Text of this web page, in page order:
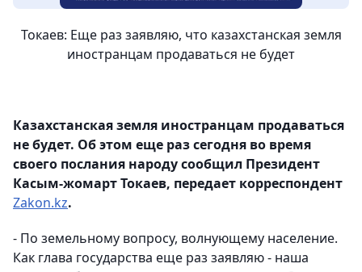
Токаев: Еще раз заявляю, что казахстанская земля
иностранцам продаваться не будет
Казахстанская земля иностранцам продаваться
не будет. Об этом еще раз сегодня во время
своего послания народу сообщил Президент
Касым-жомарт Токаев, передает корреспондент
Zakon.kz.
- По земельному вопросу, волнующему население.
Как глава государства еще раз заявляю - наша